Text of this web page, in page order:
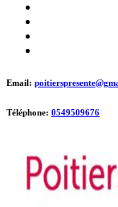
Email:
Téléphone: 0549509676